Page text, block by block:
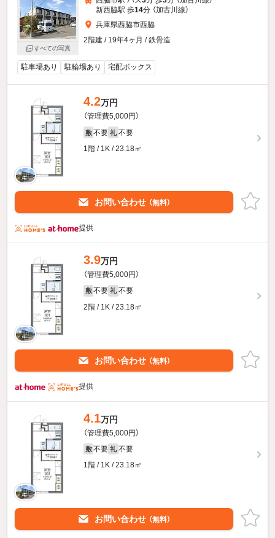
すべての写真
新西脇駅 歩14分 （加古川線）
兵庫県西脇市西脇
2階建 / 19年4ヶ月 / 鉄骨造
駐車場あり 駐輪場あり 宅配ボックス
4.2万円
（管理費5,000円）
敷 不要 礼 不要
1階 / 1K / 23.18㎡
お問い合わせ （無料）
提供
3.9万円
（管理費5,000円）
敷 不要 礼 不要
2階 / 1K / 23.18㎡
お問い合わせ （無料）
提供
4.1万円
（管理費5,000円）
敷 不要 礼 不要
1階 / 1K / 23.18㎡
お問い合わせ （無料）